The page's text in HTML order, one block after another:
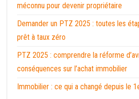
méconnu pour devenir propriétaire
Demander un PTZ 2025 : toutes les
prêt à taux zéro
PTZ 2025 : comprendre la réforme
conséquences sur l’achat immobilier
Immobilier : ce qui a changé depuis le